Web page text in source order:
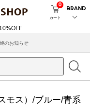
カート
0
BRAND
について
モス）/ブルー/青系